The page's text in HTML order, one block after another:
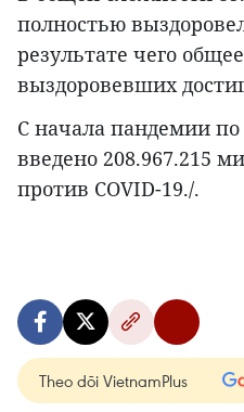
полностью
результате чего
выздоровевших
С начала пандемии
введено 208.967.215
против COVID-19./.
Theo dõi VietnamPlus